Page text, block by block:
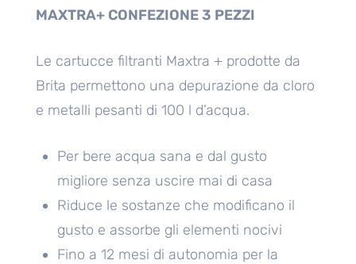
MAXTRA+ CONFEZIONE 3 PEZZI
Le cartucce filtranti Maxtra + prodotte da
Brita permettono una depurazione da cloro
e metalli pesanti di 100 l d’acqua.
Per bere acqua sana e dal gusto
migliore senza uscire mai di casa
Riduce le sostanze che modificano il
gusto e assorbe gli elementi nocivi
Fino a 12 mesi di autonomia per la